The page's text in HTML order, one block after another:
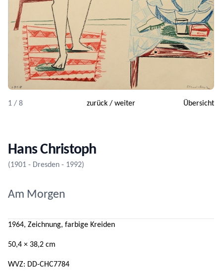
1 / 8 zurück/ weiter Übersicht
Hans Christoph
(1901 - Dresden - 1992)
Am Morgen
1964, Zeichnung, farbige Kreiden
50,4 × 38,2 cm
WVZ: DD-CHC7784